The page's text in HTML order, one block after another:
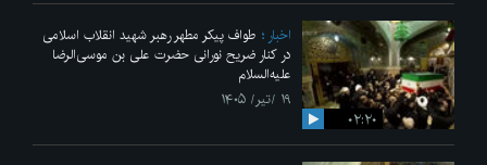
۰۲:۲۰
اخبار
طواف پیکر مطهر رهبر شهید انقلاب اسلامی
در کنار ضریح نورانی حضرت علی‌ بن موسی‌الرضا
علیه‌السلام
۱۹ /تیر/ ۱۴۰۵